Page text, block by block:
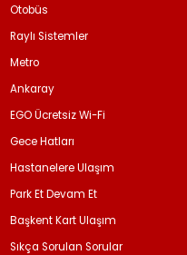
Otobüs
Raylı Sistemler
Metro
Ankaray
EGO Ücretsiz Wi-Fi
Gece Hatları
Hastanelere Ulaşım
Park Et Devam Et
Başkent Kart Ulaşım
Sıkça Sorulan Sorular